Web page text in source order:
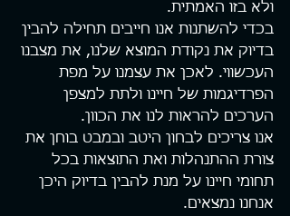
ולא בזו האמתית.
בכדי להשתנות אנו חייבים תחילה להבין
בדיוק את נקודת המוצא שלנו, את מצבנו
העכשווי. לאכן את עצמנו על מפת
הפרדיגמות של חיינו ולתת למצפן
הערכים להראות לנו את הכוון.
אנו צריכים לבחון היטב ובמבט בוחן את
צורת ההתנהלות ואת התוצאות בכל
תחומי חיינו על מנת להבין בדיוק היכן
אנחנו נמצאים.